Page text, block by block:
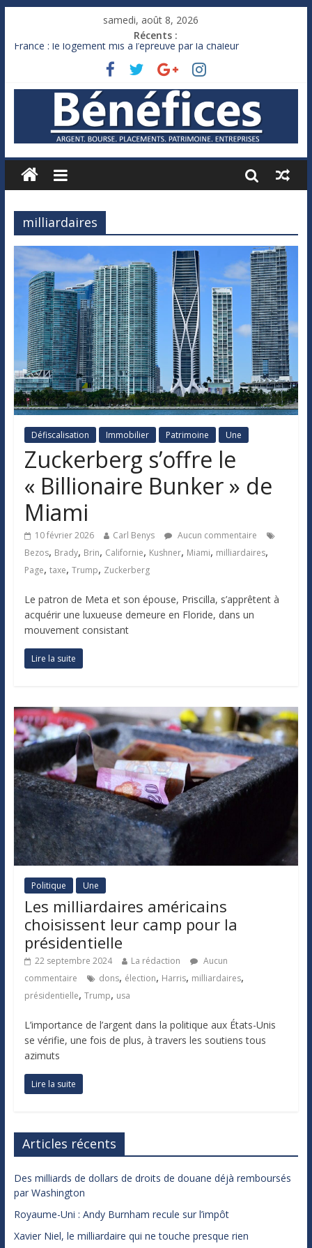
samedi, août 8, 2026
Récents :
France : le logement mis à l’épreuve par la chaleur
Des milliards de dollars de droits de douane déjà remboursés
Royaume-Uni : Andy Burnham recule sur l’impôt
Xavier Niel, le milliardaire qui ne touche presque rien
Ruée des fortunes russes vers l’étranger
milliardaires
Défiscalisation Immobilier Patrimoine Une
Zuckerberg s’offre le
« Billionaire Bunker » de
Miami
10 février 2026 Carl Benys
Aucun commentaire
Bezos, Brady, Brin, Californie, Kushner, Miami, milliardaires,
Page, taxe, Trump, Zuckerberg
Le patron de Meta et son épouse, Priscilla, s’apprêtent à
acquérir une luxueuse demeure en Floride, dans un
mouvement consistant
Lire la suite
Politique Une
Les milliardaires américains
choisissent leur camp pour la
présidentielle
22 septembre 2024 La rédaction
Aucun
commentaire
dons, élection, Harris, milliardaires,
présidentielle, Trump, usa
L’importance de l’argent dans la politique aux États-Unis
se vérifie, une fois de plus, à travers les soutiens tous
azimuts
Lire la suite
Articles récents
Des milliards de dollars de droits de douane déjà remboursés
par Washington
Royaume-Uni : Andy Burnham recule sur l’impôt
Xavier Niel, le milliardaire qui ne touche presque rien